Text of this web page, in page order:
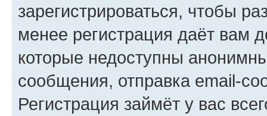
зарегистрироваться, чтобы
менее регистрация даёт вам
которые недоступны
сообщения, отправка email-
Регистрация займёт у вас